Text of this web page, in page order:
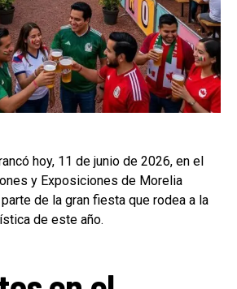
hoy, 11 de junio de 2026, en el
y Exposiciones de Morelia
de la gran fiesta que rodea a la
de este año.